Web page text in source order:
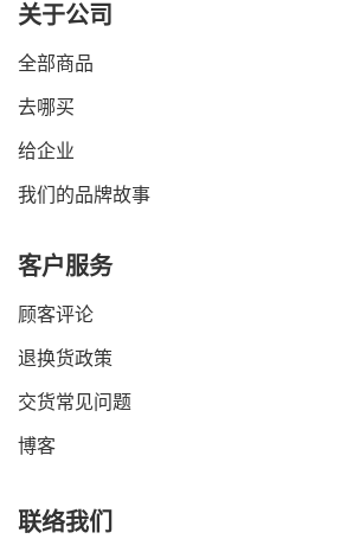
关于公司
全部商品
去哪买
给企业
我们的品牌故事
客户服务
顾客评论
退换货政策
交货常见问题
博客
联络我们